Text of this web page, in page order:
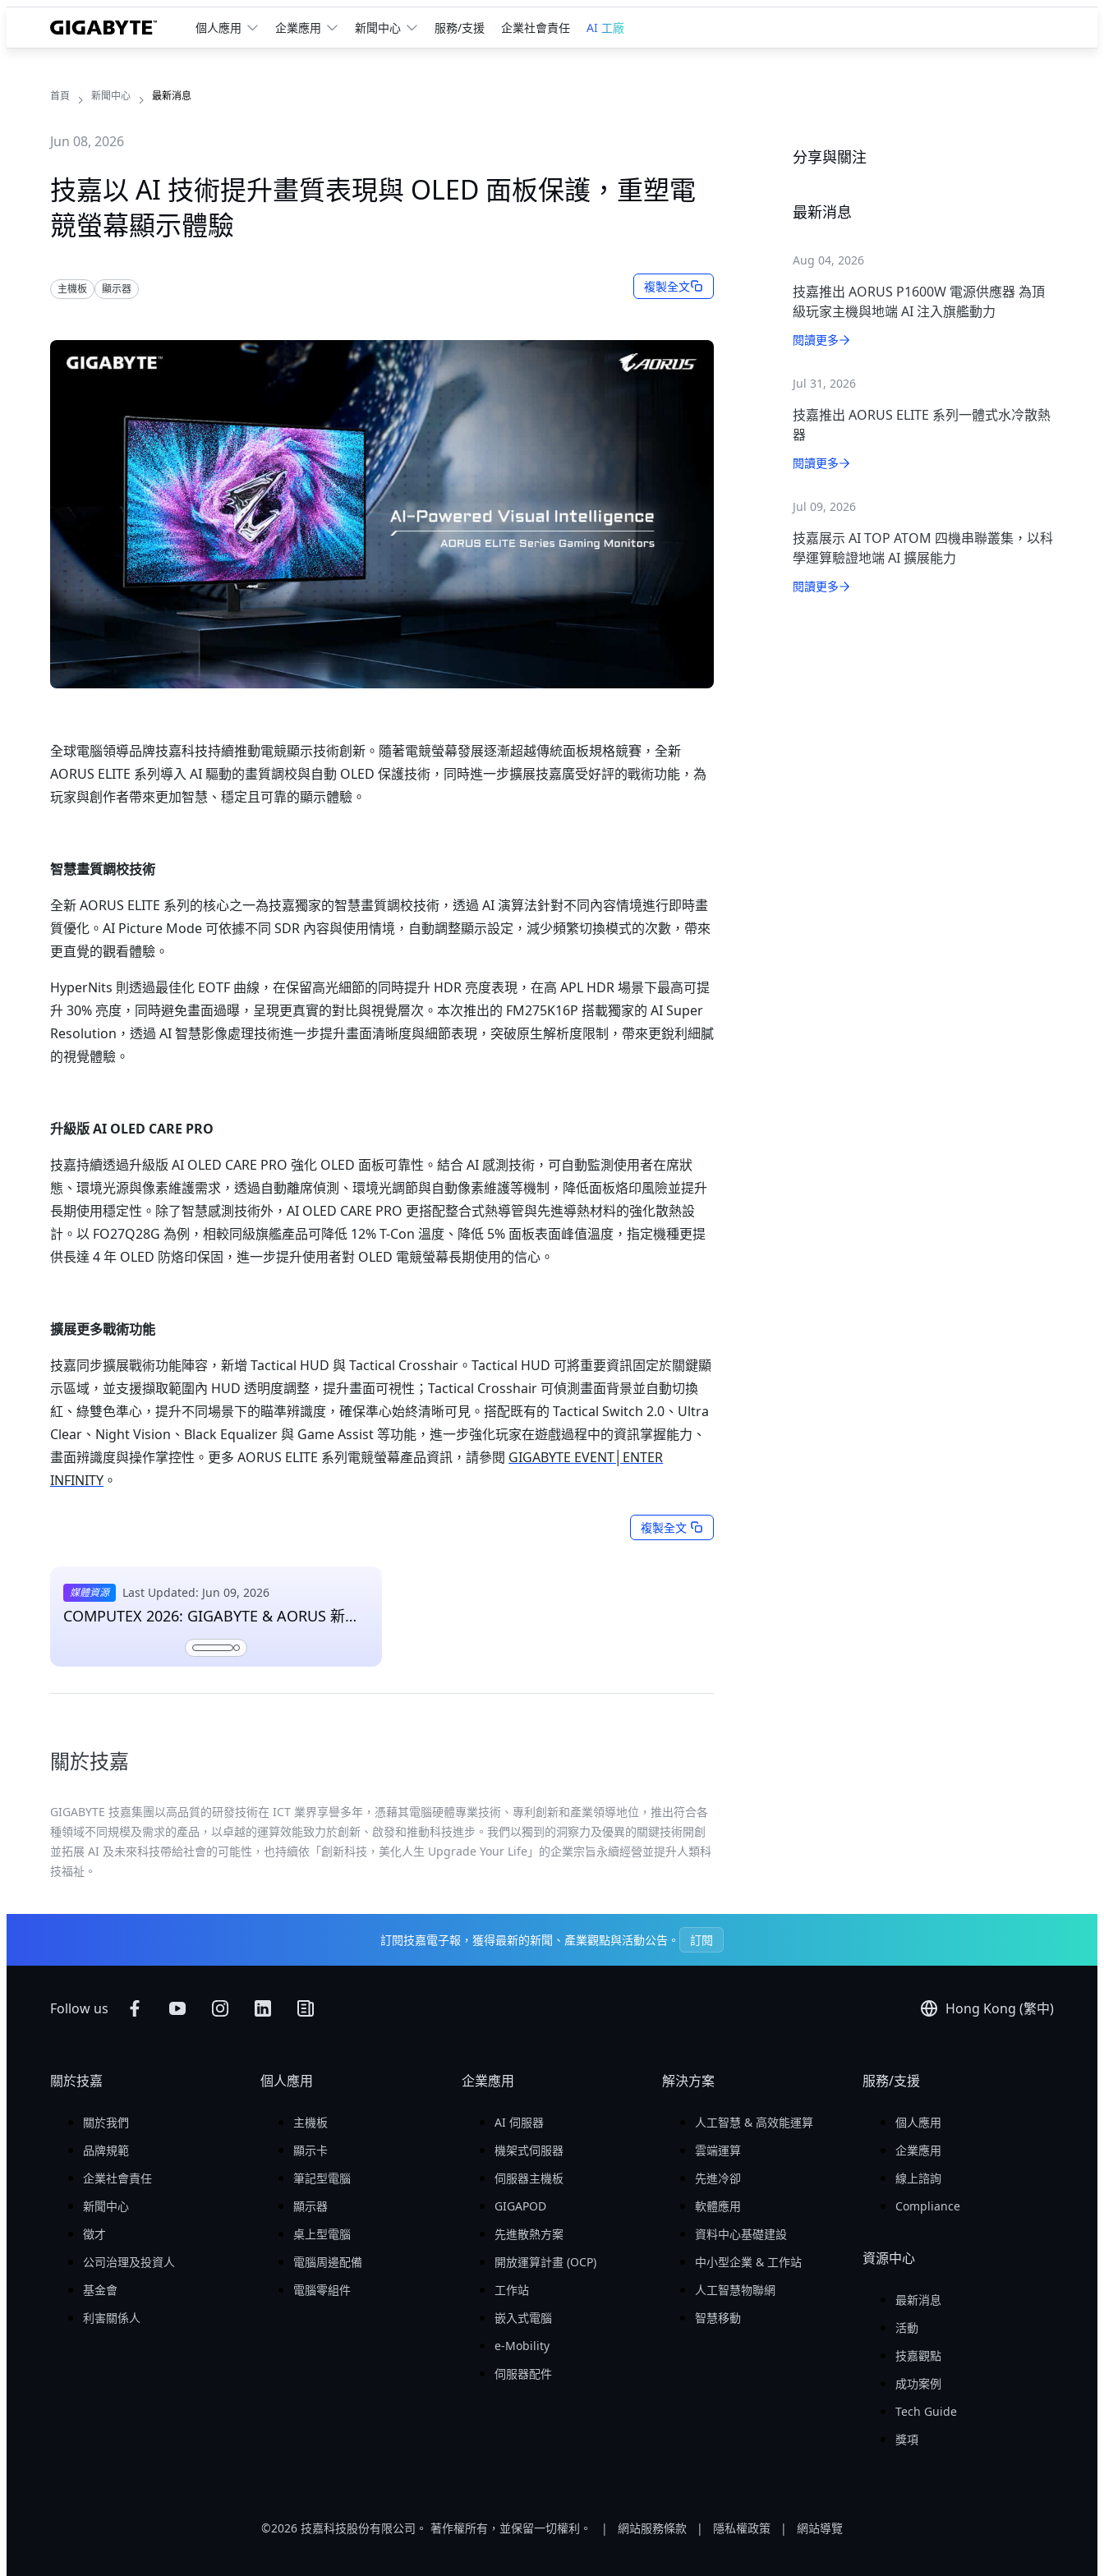
個人應用 企業應用 新聞中心 服務/支援 企業社會責任 AI 工廠
首頁 新聞中心 最新消息
Jun 08, 2026
技嘉以 AI 技術提升畫質表現與 OLED 面板保護，重塑電
競螢幕顯示體驗
主機板 顯示器 複製全文
全球電腦領導品牌技嘉科技持續推動電競顯示技術創新。隨著電競螢幕發展逐漸超越傳統面板規格競賽，全新
AORUS ELITE 系列導入 AI 驅動的畫質調校與自動 OLED 保護技術，同時進一步擴展技嘉廣受好評的戰術功能，為
玩家與創作者帶來更加智慧、穩定且可靠的顯示體驗。
智慧畫質調校技術
全新 AORUS ELITE 系列的核心之一為技嘉獨家的智慧畫質調校技術，透過 AI 演算法針對不同內容情境進行即時畫
質優化。AI Picture Mode 可依據不同 SDR 內容與使用情境，自動調整顯示設定，減少頻繁切換模式的次數，帶來
更直覺的觀看體驗。
HyperNits 則透過最佳化 EOTF 曲線，在保留高光細節的同時提升 HDR 亮度表現，在高 APL HDR 場景下最高可提
升 30% 亮度，同時避免畫面過曝，呈現更真實的對比與視覺層次。本次推出的 FM275K16P 搭載獨家的 AI Super
Resolution，透過 AI 智慧影像處理技術進一步提升畫面清晰度與細節表現，突破原生解析度限制，帶來更銳利細膩
的視覺體驗。
升級版 AI OLED CARE PRO
技嘉持續透過升級版 AI OLED CARE PRO 強化 OLED 面板可靠性。結合 AI 感測技術，可自動監測使用者在席狀
態、環境光源與像素維護需求，透過自動離席偵測、環境光調節與自動像素維護等機制，降低面板烙印風險並提升
長期使用穩定性。除了智慧感測技術外，AI OLED CARE PRO 更搭配整合式熱導管與先進導熱材料的強化散熱設
計。以 FO27Q28G 為例，相較同級旗艦產品可降低 12% T-Con 溫度、降低 5% 面板表面峰值溫度，指定機種更提
供長達 4 年 OLED 防烙印保固，進一步提升使用者對 OLED 電競螢幕長期使用的信心。
擴展更多戰術功能
技嘉同步擴展戰術功能陣容，新增 Tactical HUD 與 Tactical Crosshair。Tactical HUD 可將重要資訊固定於關鍵顯
示區域，並支援擷取範圍內 HUD 透明度調整，提升畫面可視性；Tactical Crosshair 可偵測畫面背景並自動切換
紅、綠雙色準心，提升不同場景下的瞄準辨識度，確保準心始終清晰可見。搭配既有的 Tactical Switch 2.0、Ultra
Clear、Night Vision、Black Equalizer 與 Game Assist 等功能，進一步強化玩家在遊戲過程中的資訊掌握能力、
畫面辨識度與操作掌控性。更多 AORUS ELITE 系列電競螢幕產品資訊，請參閱 GIGABYTE EVENT│ENTER
INFINITY 。
複製全文
媒體資源 Last Updated: Jun 09, 2026
COMPUTEX 2026: GIGABYTE & AORUS 新聞
分享與關注
最新消息
Aug 04, 2026
技嘉推出 AORUS P1600W 電源供應器 為頂
級玩家主機與地端 AI 注入旗艦動力
閱讀更多
Jul 31, 2026
技嘉推出 AORUS ELITE 系列一體式水冷散熱
器
閱讀更多
Jul 09, 2026
技嘉展示 AI TOP ATOM 四機串聯叢集，以科
學運算驗證地端 AI 擴展能力
閱讀更多
關於技嘉
GIGABYTE 技嘉集團以高品質的研發技術在 ICT 業界享譽多年，憑藉其電腦硬體專業技術、專利創新和產業領導地位，推出符合各
種領域不同規模及需求的產品，以卓越的運算效能致力於創新、啟發和推動科技進步。我們以獨到的洞察力及優異的關鍵技術開創
並拓展 AI 及未來科技帶給社會的可能性，也持續依「創新科技，美化人生 Upgrade Your Life」的企業宗旨永續經營並提升人類科
技福祉。
訂閱技嘉電子報，獲得最新的新聞、產業觀點與活動公告。 訂閱
Follow us Hong Kong (繁中)
關於技嘉
關於我們
品牌規範
企業社會責任
新聞中心
徵才
公司治理及投資人
基金會
利害關係人
個人應用
主機板
顯示卡
筆記型電腦
顯示器
桌上型電腦
電腦周邊配備
電腦零組件
企業應用
AI 伺服器
機架式伺服器
伺服器主機板
GIGAPOD
先進散熱方案
開放運算計畫 (OCP)
工作站
嵌入式電腦
e-Mobility
伺服器配件
解決方案
人工智慧 & 高效能運算
雲端運算
先進冷卻
軟體應用
資料中心基礎建設
中小型企業 & 工作站
人工智慧物聯網
智慧移動
服務/支援
個人應用
企業應用
線上諮詢
Compliance
資源中心
最新消息
活動
技嘉觀點
成功案例
Tech Guide
獎項
©2026 技嘉科技股份有限公司。 著作權所有，並保留一切權利。 | 網站服務條款 | 隱私權政策 | 網站導覽